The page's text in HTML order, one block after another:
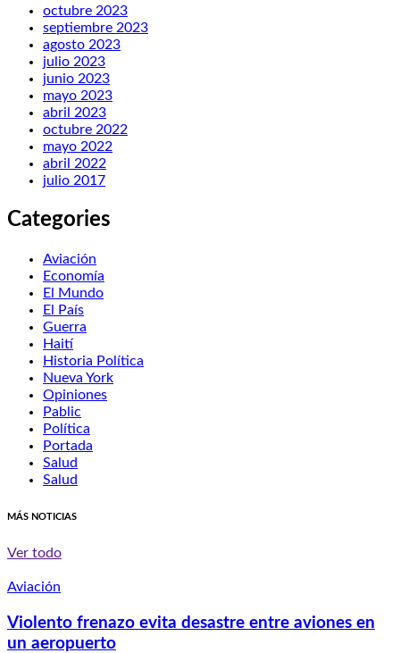
octubre 2023
septiembre 2023
agosto 2023
julio 2023
junio 2023
mayo 2023
abril 2023
octubre 2022
mayo 2022
abril 2022
julio 2017
Categories
Aviación
Economía
El Mundo
El País
Guerra
Haití
Historia Política
Nueva York
Opiniones
Pablic
Política
Portada
Salud
Salud
MÁS NOTICIAS
Ver todo
Aviación
Violento frenazo evita desastre entre aviones en
un aeropuerto